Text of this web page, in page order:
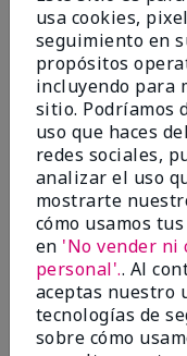
Marcar esta
Great Item!
EnviadoHace 9
porVaNessa
deColumbia
Comprador
Evaluado en
marykay.com/en-us/
Comentarios
usa cookies,
seguimiento en
propósitos
incluyendo para
sitio. Podríamos
uso que haces
redes sociales,
analizar el uso
mostrarte
cómo usamos
en 'No vender ni
personal'.. Al
aceptas nuestro
tecnologías de
sobre cómo